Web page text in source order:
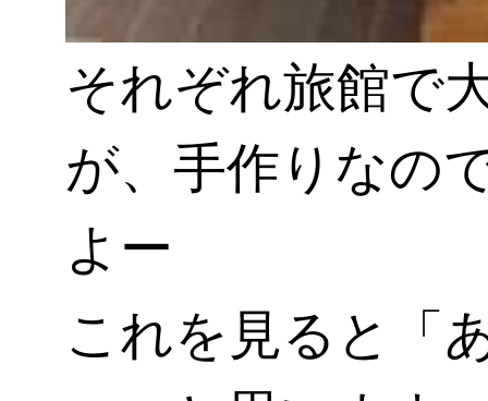
それぞれ旅館で
が、手作りなの
よー
これを見ると「